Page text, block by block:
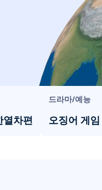
열차편
드라마/예능
오징어 게임